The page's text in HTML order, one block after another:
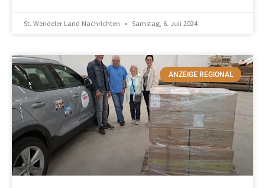
St. Wendeler Land Nachrichten Samstag, 6. Juli 2024
ANZEIGE REGIONAL